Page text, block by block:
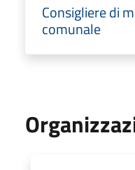
Consigliere di
comunale